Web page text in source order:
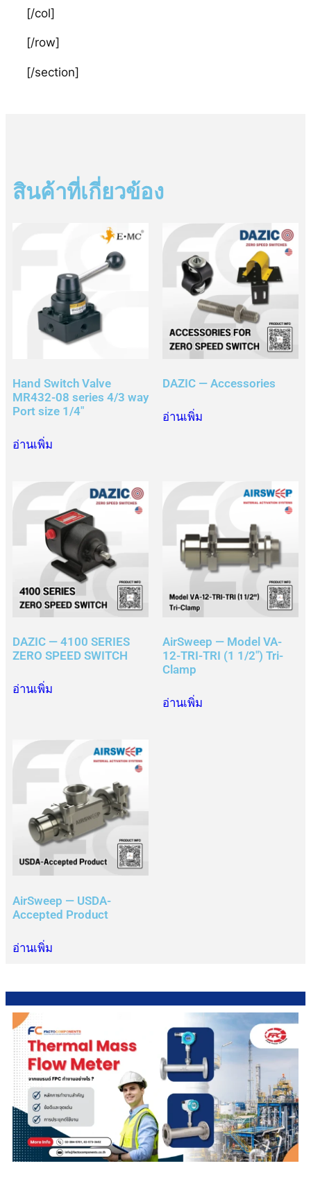
[/col]
[/row]
[/section]
สินค้าที่เกี่ยวข้อง
Hand Switch Valve
MR432-08 series 4/3 way
Port size 1/4″
อ่านเพิ่ม
DAZIC — Accessories
อ่านเพิ่ม
DAZIC — 4100 SERIES
ZERO SPEED SWITCH
อ่านเพิ่ม
AirSweep — Model VA-
12-TRI-TRI (1 1/2″) Tri-
Clamp
อ่านเพิ่ม
AirSweep — USDA-
Accepted Product
อ่านเพิ่ม